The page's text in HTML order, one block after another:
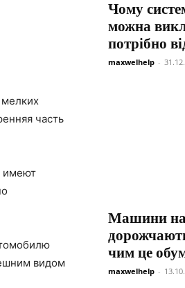
часть
имеют
видом
Чому
можна
потрібно
maxwelhelp -
Машини на
чим це
maxwelhelp -